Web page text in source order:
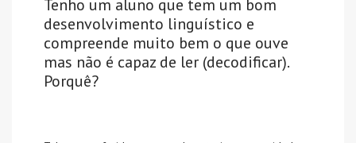
Tenho um aluno que tem um bom
desenvolvimento linguístico e
compreende muito bem o que ouve
mas não é capaz de ler (decodificar).
Porquê?